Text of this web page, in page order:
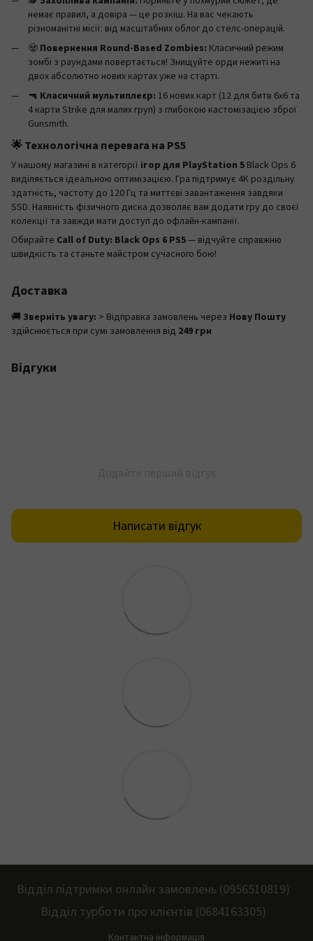
немає правил, а довіра — це розкіш. На вас чекають
різноманітні місії: від масштабних облог до стелс-операцій.
🧟 Повернення Round-Based Zombies: Класичний режим
зомбі з раундами повертається! Знищуйте орди нежиті на
двох абсолютно нових картах уже на старті.
🔫 Класичний мультиплеєр: 16 нових карт (12 для битв 6х6 та
4 карти Strike для малих груп) з глибокою кастомізацією зброї
Gunsmith.
🌟 Технологічна перевага на PS5
У нашому магазині в категорії ігор для PlayStation 5 Black Ops 6
виділяється ідеальною оптимізацією. Гра підтримує 4K роздільну
здатність, частоту до 120 Гц та миттєві завантаження завдяки
SSD. Наявність фізичного диска дозволяє вам додати гру до своєї
колекції та завжди мати доступ до офлайн-кампанії.
Обирайте Call of Duty: Black Ops 6 PS5— відчуйте справжню
швидкість та станьте майстром сучасного бою!
Доставка
🚚 Зверніть увагу: > Відправка замовлень через Нову Пошту
здійснюється при сумі замовлення від 249 грн
Відгуки
Написати відгук
Відділ підтримки онлайн замовлень (0956510819)
Відділ турботи про клієнтів (0684163305)
Контактна інформація